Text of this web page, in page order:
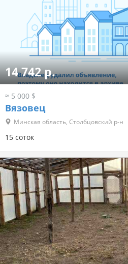
14 742 р.
≈ 5 000 $
Вязовец
Минская область, Столбцовский р-н
15 соток